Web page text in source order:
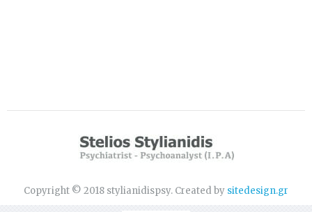
Copyright © 2018 stylianidispsy. Created by sitedesign.gr